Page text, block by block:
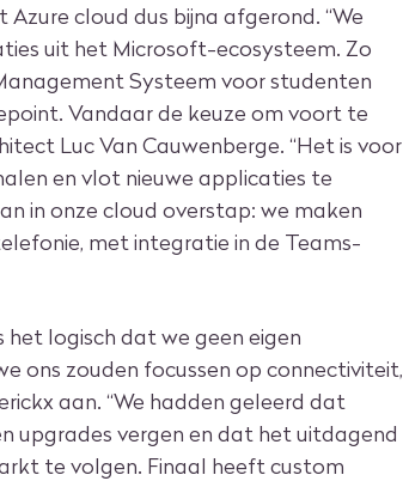
cloud dus bijna afgerond. “We
uit het Microsoft-ecosysteem. Zo
Systeem voor studenten
Vandaar de keuze om voort te
Luc Van Cauwenberge. “Het is voor
en vlot nieuwe applicaties te
in onze cloud overstap: we maken
met integratie in de Teams-
logisch dat we geen eigen
ons zouden focussen op connectiviteit,
aan. “We hadden geleerd dat
upgrades vergen en dat het uitdagend
te volgen. Finaal heeft custom